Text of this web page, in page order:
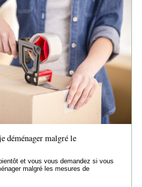
déménager malgré le
et vous vous demandez si vous
malgré les mesures de